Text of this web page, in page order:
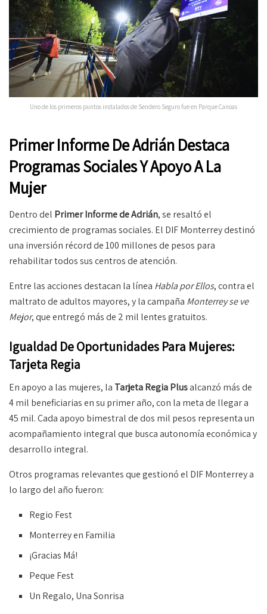
Uno de los primeros puntos instalados de Sendero Seguro fue en Parque Canoas
Primer Informe De Adrián Destaca
Programas Sociales Y Apoyo A La
Mujer
Dentro del Primer Informe de Adrián, se resaltó el
crecimiento de programas sociales. El DIF Monterrey destinó
una inversión récord de 100 millones de pesos para
rehabilitar todos sus centros de atención.
Entre las acciones destacan la línea Habla por Ellos, contra el
maltrato de adultos mayores, y la campaña Monterrey se ve
Mejor, que entregó más de 2 mil lentes gratuitos.
Igualdad De Oportunidades Para Mujeres:
Tarjeta Regia
En apoyo a las mujeres, la Tarjeta Regia Plusalcanzó más de
4 mil beneficiarias en su primer año, con la meta de llegar a
45 mil. Cada apoyo bimestral de dos mil pesos representa un
acompañamiento integral que busca autonomía económica y
desarrollo integral.
Otros programas relevantes que gestionó el DIF Monterrey a
lo largo del año fueron:
Regio Fest
Monterrey en Familia
¡Gracias Má!
Peque Fest
Un Regalo, Una Sonrisa